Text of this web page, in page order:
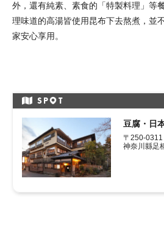
外，還有純素、素食的「特製料理」等
理味道的高湯皆使用昆布下去熬煮，並
家安心享用。
SP T
豆腐・日
〒250-0311
神奈川縣足